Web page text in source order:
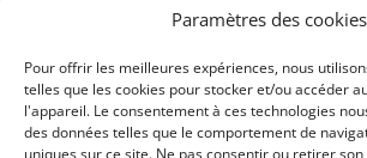
Paramètres des cookies
Pour offrir les meilleures expériences, nous
telles que les cookies pour stocker et/ou accéder
l'appareil. Le consentement à ces technologies
des données telles que le comportement de
uniques sur ce site. Ne pas consentir ou retirer
Hôtel de ville de Focicchia
20212 Focicchia